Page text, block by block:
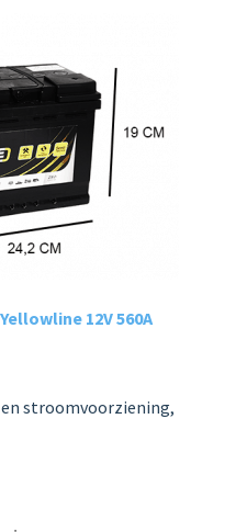
12V 560A
stroomvoorziening,